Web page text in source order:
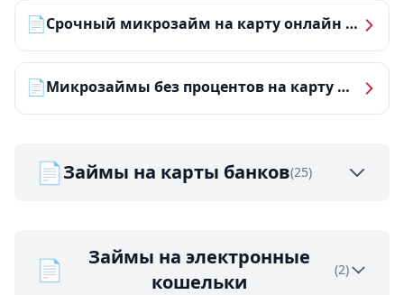
📄 Срочный микрозайм на карту онлайн — получить деньги за 5 минут
📄 Микрозаймы без процентов на карту — ТОП-10 за 2026 год
📄Займы на карты банков(25)
📄
Займы на электронные
кошельки
(2)